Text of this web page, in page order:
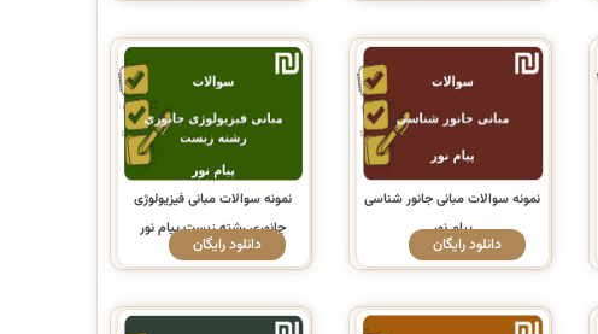
نمونه سوالات مبانی جانور شناسی
پیام نور
دانلود رایگان
نمونه سوالات مبانی فیزیولوژی
جانوری رشته زیست پیام نور
دانلود رایگان